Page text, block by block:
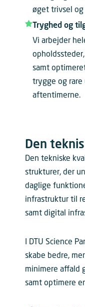
øget trivsel
Tryghed og
Vi arbejder
samt
trygge og rare
aftentimerne.
Den
Den tekniske
strukturer, der
daglige
infrastruktur til
samt digital
I DTU Science
skabe bedre,
minimere affald
samt optimere